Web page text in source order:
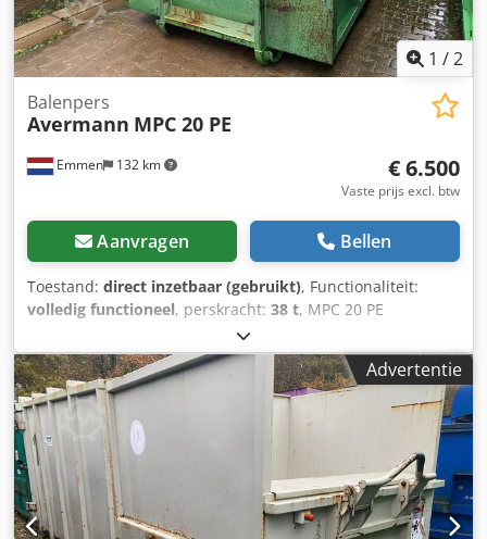
1 /2
Emmen 132 km
Balenpers
Avermann MPC 20 PE
€ 6.500
Vaste prijs excl. btw
Aanvragen Bellen
Toestand: direct inzetbaar (gebruikt), Functionaliteit:
volledig functioneel, perskracht: 38 t, MPC 20 PE
perscontainer Djdpfsyiltqox Abpsck
Advertentie